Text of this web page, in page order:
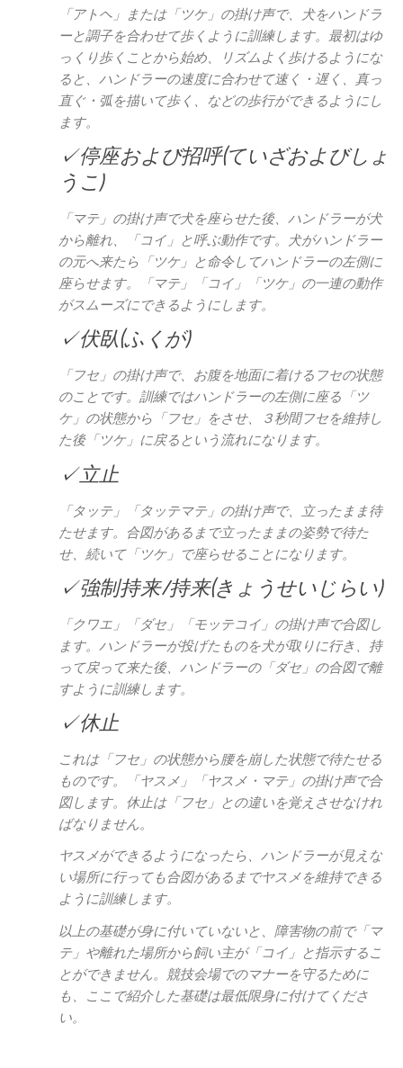
「アトヘ」または「ツケ」の掛け声で、犬をハンドラ
ーと調子を合わせて歩くように訓練します。最初はゆ
っくり歩くことから始め、リズムよく歩けるようにな
ると、ハンドラーの速度に合わせて速く・遅く、真っ
直ぐ・弧を描いて歩く、などの歩行ができるようにし
ます。
✓停座および招呼(ていざおよびしょ
うこ)
「マテ」の掛け声で犬を座らせた後、ハンドラーが犬
から離れ、「コイ」と呼ぶ動作です。犬がハンドラー
の元へ来たら「ツケ」と命令してハンドラーの左側に
座らせます。「マテ」「コイ」「ツケ」の一連の動作
がスムーズにできるようにします。
✓伏臥(ふくが)
「フセ」の掛け声で、お腹を地面に着けるフセの状態
のことです。訓練ではハンドラーの左側に座る「ツ
ケ」の状態から「フセ」をさせ、３秒間フセを維持し
た後「ツケ」に戻るという流れになります。
✓立止
「タッテ」「タッテマテ」の掛け声で、立ったまま待
たせます。合図があるまで立ったままの姿勢で待た
せ、続いて「ツケ」で座らせることになります。
✓強制持来/持来(きょうせいじらい)
「クワエ」「ダセ」「モッテコイ」の掛け声で合図し
ます。ハンドラーが投げたものを犬が取りに行き、持
って戻って来た後、ハンドラーの「ダセ」の合図で離
すように訓練します。
✓休止
これは「フセ」の状態から腰を崩した状態で待たせる
ものです。「ヤスメ」「ヤスメ・マテ」の掛け声で合
図します。休止は「フセ」との違いを覚えさせなけれ
ばなりません。
ヤスメができるようになったら、ハンドラーが見えな
い場所に行っても合図があるまでヤスメを維持できる
ように訓練します。
以上の基礎が身に付いていないと、障害物の前で「マ
テ」や離れた場所から飼い主が「コイ」と指示するこ
とができません。競技会場でのマナーを守るために
も、ここで紹介した基礎は最低限身に付けてくださ
い。